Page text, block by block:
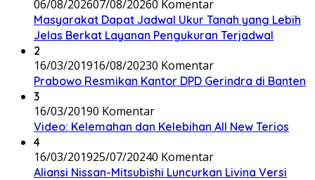
06/08/202607/08/20260 Komentar
Masyarakat Dapat Jadwal Ukur Tanah yang Lebih
Jelas Berkat Layanan Pengukuran Terjadwal
2
16/03/201916/08/20230 Komentar
Prabowo Resmikan Kantor DPD Gerindra di Banten
3
16/03/20190 Komentar
Video: Kelemahan dan Kelebihan All New Terios
4
16/03/201925/07/20240 Komentar
Aliansi Nissan-Mitsubishi Luncurkan Livina Versi